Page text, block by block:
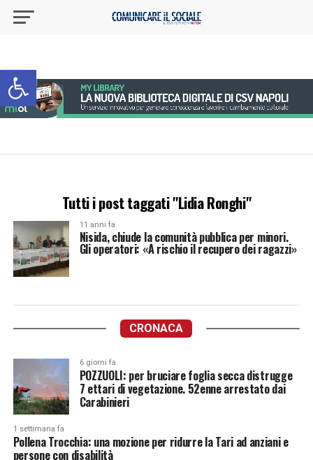
Apri la barra degli strumenti
Tutti i post taggati "Lidia Ronghi"
11 anni fa
Nisida, chiude la comunità pubblica per minori.
Gli operatori: «A rischio il recupero dei ragazzi»
CRONACA
6 giorni fa
POZZUOLI: per bruciare foglia secca distrugge
7 ettari di vegetazione. 52enne arrestato dai
Carabinieri
1 settimana fa
Pollena Trocchia: una mozione per ridurre la Tari ad anziani e
persone con disabilità